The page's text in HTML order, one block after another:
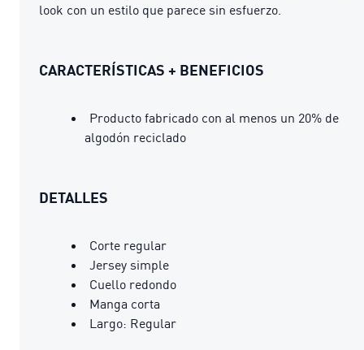
look con un estilo que parece sin esfuerzo.
CARACTERÍSTICAS + BENEFICIOS
Producto fabricado con al menos un 20% de
algodón reciclado
DETALLES
Corte regular
Jersey simple
Cuello redondo
Manga corta
Largo: Regular